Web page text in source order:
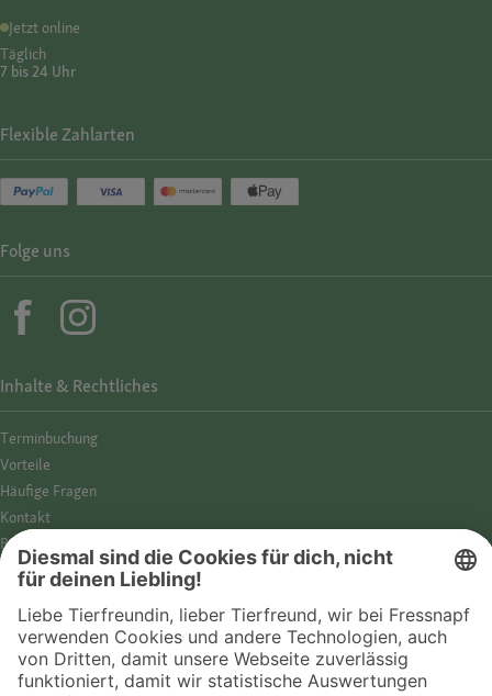
Jetzt online
Täglich
7 bis 24 Uhr
Inhalte & Rechtliches
Termin­buchung
Vorteile
Häufige Fragen
Kontakt
Barrierefreiheit
Impressum
Cookies
AGB
Flexible Zahlarten
Folge uns